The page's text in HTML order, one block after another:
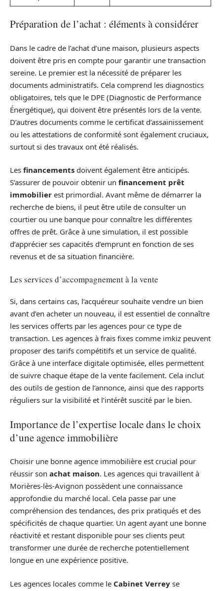
Préparation de l’achat : éléments à considérer
Dans le cadre de l’achat d’une maison, plusieurs aspects
doivent être pris en compte pour garantir une transaction
sereine. Le premier est la nécessité de préparer les
documents administratifs. Cela comprend les diagnostics
obligatoires, tels que le DPE (Diagnostic de Performance
Énergétique), qui doivent être présentés lors de la vente.
D’autres documents comme le certificat d’assainissement
ou les attestations de conformité sont également cruciaux,
surtout si des travaux ont été réalisés.
Les financements doivent également être anticipés.
S’assurer de pouvoir obtenir un financement prêt
immobilier est primordial. Avant même de démarrer la
recherche de biens, il peut être utile de consulter un
courtier ou une banque pour connaître les différentes
offres de prêt. Grâce à une simulation, il est possible
d’apprécier ses capacités d’emprunt en fonction de ses
revenus et de sa situation financière.
Les services d’accompagnement à la vente
Si, dans certains cas, l’acquéreur souhaite vendre un bien
avant d’en acheter un nouveau, il est essentiel de connaître
les services offerts par les agences pour ce type de
transaction. Les agences à frais fixes comme imkiz peuvent
proposer des tarifs compétitifs et un service de qualité.
Grâce à une interface digitale optimisée, elles permettent
de suivre chaque étape de la vente facilement. Cela inclut
des outils de gestion de l’annonce, ainsi que des rapports
réguliers sur la visibilité et l’intérêt suscité par le bien.
Importance de l’expertise locale dans le choix
d’une agence immobilière
Choisir une bonne agence immobilière est crucial pour
réussir son achat maison. Les agences qui travaillent à
Morières-lès-Avignon possèdent une connaissance
approfondie du marché local. Cela passe par une
compréhension des tendances, des prix pratiqués et des
spécificités de chaque quartier. Un agent ayant une bonne
réactivité et restant disponible pour ses clients peut
transformer une durée de recherche potentiellement
longue en une expérience positive.
Les agences locales comme le Cabinet Verrey se